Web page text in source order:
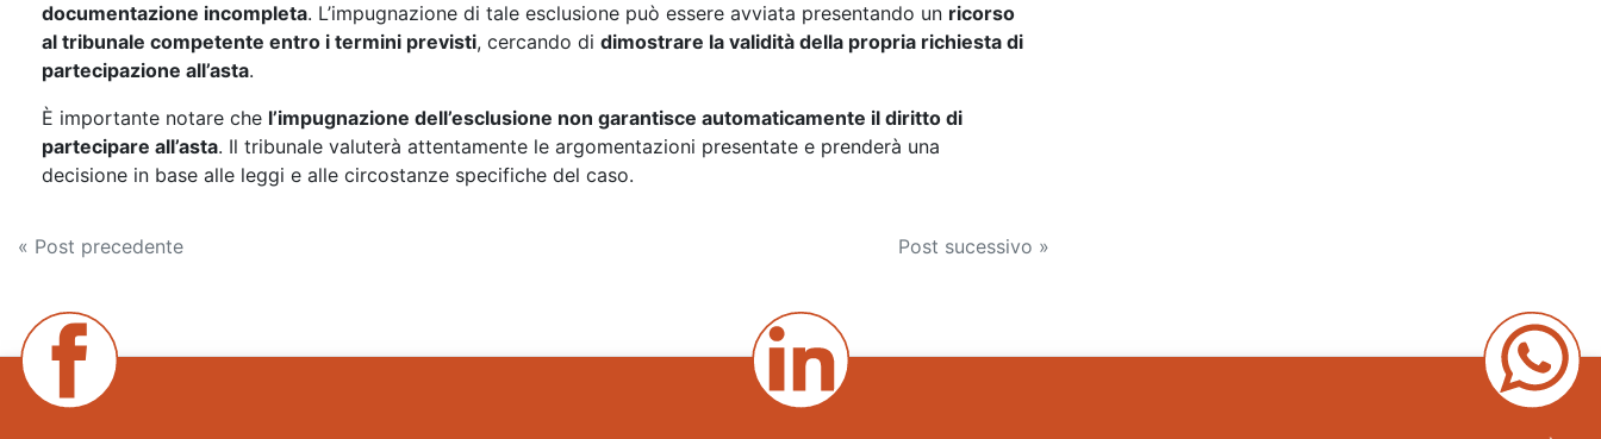
documentazione incompleta. L’impugnazione di tale esclusione può essere avviata presentando un ricorso
al tribunale competente entro i termini previsti, cercando di dimostrare la validità della propria richiesta di
partecipazione all’asta.
È importante notare che l’impugnazione dell’esclusione non garantisce automaticamente il diritto di
partecipare all’asta. Il tribunale valuterà attentamente le argomentazioni presentate e prenderà una
decisione in base alle leggi e alle circostanze specifiche del caso.
Navigazione
« Post precedente Post sucessivo »